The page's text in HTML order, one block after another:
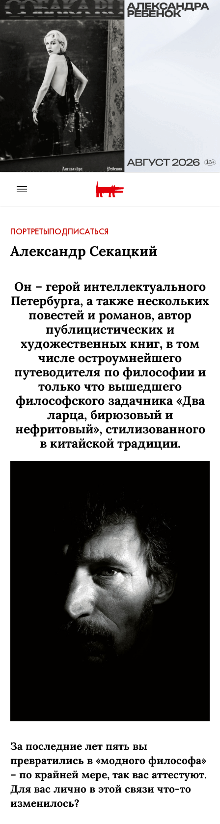
ПОРТРЕТЫПОДПИСАТЬСЯ
Александр Секацкий
Он – герой интеллектуального
Петербурга, а также нескольких
повестей и романов, автор
публицистических и
художественных книг, в том
числе остроумнейшего
путеводителя по философии и
только что вышедшего
философского задачника «Два
ларца, бирюзовый и
нефритовый», стилизованного
в китайской традиции.
За последние лет пять вы
превратились в «модного философа»
– по крайней мере, так вас аттестуют.
Для вас лично в этой связи что-то
изменилось?